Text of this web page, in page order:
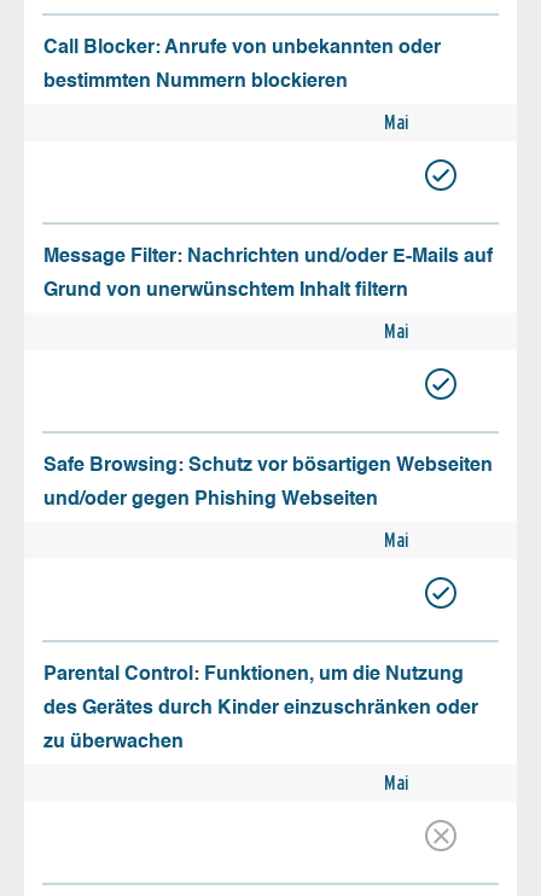
Call Blocker: Anrufe von unbekannten oder
bestimmten Nummern blockieren
Mai
Message Filter: Nachrichten und/oder E-Mails auf
Grund von unerwünschtem Inhalt filtern
Mai
Safe Browsing: Schutz vor bösartigen Webseiten
und/oder gegen Phishing Webseiten
Mai
Parental Control: Funktionen, um die Nutzung
des Gerätes durch Kinder einzuschränken oder
zu überwachen
Mai